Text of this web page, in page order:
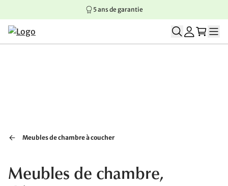
Aller au contenu principal
Aller à la navigation principale
Aller au pied de page
5 ans de garantie
Meubles de chambre à coucher
Meubles de chambre,